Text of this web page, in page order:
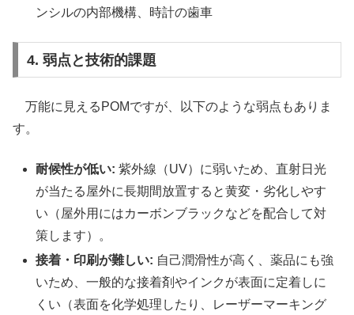
ンシルの内部機構、時計の歯車
4. 弱点と技術的課題
万能に見えるPOMですが、以下のような弱点もありま
す。
耐候性が低い: 紫外線（UV）に弱いため、直射日光
が当たる屋外に長期間放置すると黄変・劣化しやす
い（屋外用にはカーボンブラックなどを配合して対
策します）。
接着・印刷が難しい: 自己潤滑性が高く、薬品にも強
いため、一般的な接着剤やインクが表面に定着しに
くい（表面を化学処理したり、レーザーマーキング